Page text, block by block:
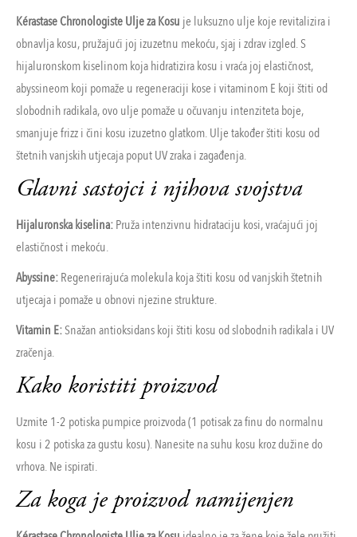
Kérastase Chronologiste Ulje za Kosu je luksuzno ulje koje revitalizira i
obnavlja kosu, pružajući joj izuzetnu mekoću, sjaj i zdrav izgled. S
hijaluronskom kiselinom koja hidratizira kosu i vraća joj elastičnost,
abyssineom koji pomaže u regeneraciji kose i vitaminom E koji štiti od
slobodnih radikala, ovo ulje pomaže u očuvanju intenziteta boje,
smanjuje frizz i čini kosu izuzetno glatkom. Ulje također štiti kosu od
štetnih vanjskih utjecaja poput UV zraka i zagađenja.
Glavni sastojci i njihova svojstva
Hijaluronska kiselina:Pruža intenzivnu hidrataciju kosi, vraćajući joj
elastičnost i mekoću.
Abyssine:Regenerirajuća molekula koja štiti kosu od vanjskih štetnih
utjecaja i pomaže u obnovi njezine strukture.
Vitamin E:Snažan antioksidans koji štiti kosu od slobodnih radikala i UV
zračenja.
Kako koristiti proizvod
Uzmite 1-2 potiska pumpice proizvoda (1 potisak za finu do normalnu
kosu i 2 potiska za gustu kosu). Nanesite na suhu kosu kroz dužine do
vrhova. Ne ispirati.
Za koga je proizvod namijenjen